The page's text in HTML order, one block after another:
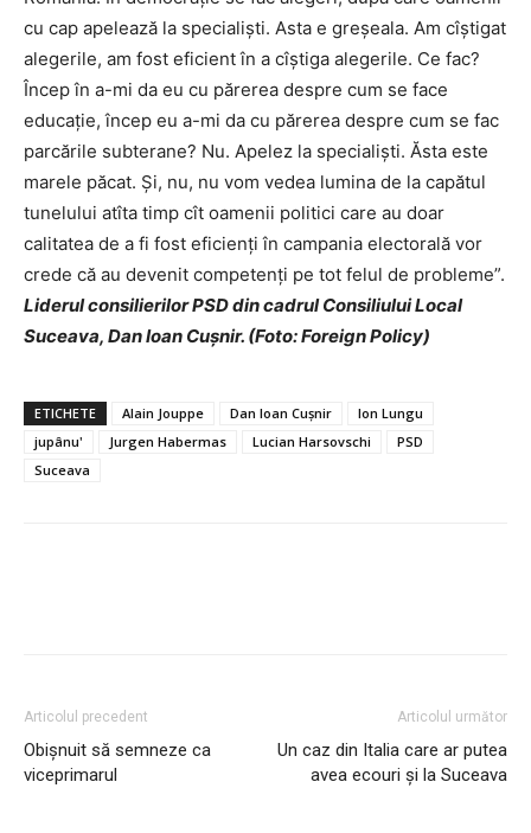
cu cap apelează la specialiști. Asta e greșeala. Am cîștigat
alegerile, am fost eficient în a cîștiga alegerile. Ce fac?
Încep în a-mi da eu cu părerea despre cum se face
educație, încep eu a-mi da cu părerea despre cum se fac
parcările subterane? Nu. Apelez la specialiști. Ăsta este
marele păcat. Și, nu, nu vom vedea lumina de la capătul
tunelului atîta timp cît oamenii politici care au doar
calitatea de a fi fost eficienți în campania electorală vor
crede că au devenit competenți pe tot felul de probleme”.
Liderul consilierilor PSD din cadrul Consiliului Local
Suceava, Dan Ioan Cușnir. (Foto: Foreign Policy)
ETICHETE Alain Jouppe Dan Ioan Cușnir
Ion Lungu
jupânu'
Jurgen Habermas Lucian Harsovschi
PSD
Suceava
Articolul precedent
Obișnuit să semneze ca
viceprimarul
Articolul următor
Un caz din Italia care ar putea
avea ecouri și la Suceava